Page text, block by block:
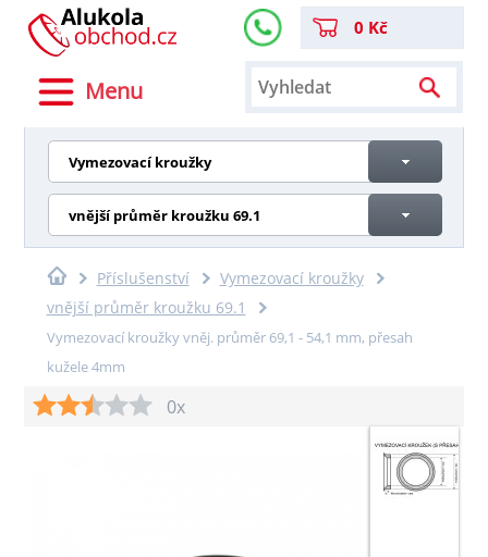
Menu
0 Kč
Vymezovací kroužky
vnější průměr kroužku 69.1
Příslušenství
Vymezovací kroužky
vnější průměr kroužku 69.1
Vymezovací kroužky vněj. průměr 69,1 - 54,1 mm, přesah
kužele 4mm
0x